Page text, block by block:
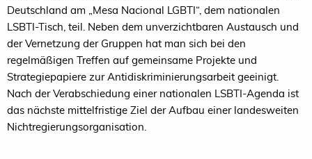
Deutschland am „Mesa Nacional LGBTI“, dem nationalen
LSBTI-Tisch, teil. Neben dem unverzichtbaren Austausch und
der Vernetzung der Gruppen hat man sich bei den
regelmäßigen Treffen auf gemeinsame Projekte und
Strategiepapiere zur Antidiskriminierungsarbeit geeinigt.
Nach der Verabschiedung einer nationalen LSBTI-Agenda ist
das nächste mittelfristige Ziel der Aufbau einer landesweiten
Nichtregierungsorganisation.